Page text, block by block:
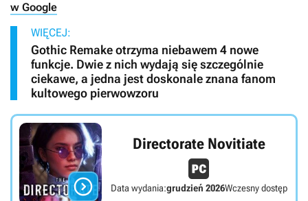
w Google
WIĘCEJ:
Gothic Remake otrzyma niebawem 4 nowe
funkcje. Dwie z nich wydają się szczególnie
ciekawe, a jedna jest doskonale znana fanom
kultowego pierwowzoru

Directorate Novitiate
Data wydania:grudzień 2026Wczesny dostęp